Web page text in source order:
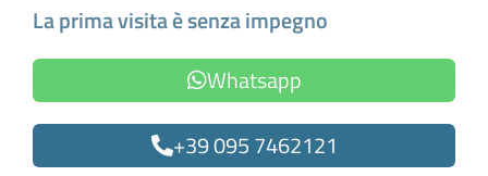
La prima visita è senza impegno
Whatsapp
+39 095 7462121